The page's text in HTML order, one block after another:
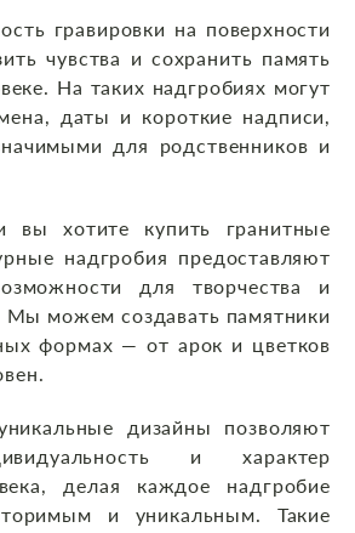
гравировки на поверхности
чувства и сохранить память
На таких надгробиях могут
даты и короткие надписи,
для родственников и
купить гранитные
надгробия предоставляют
для творчества и
можем создавать памятники
формах — от арок и цветков
дизайны позволяют
и характер
делая каждое надгробие
и уникальным. Такие